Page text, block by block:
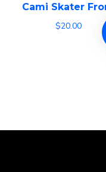
Cami Skater
$20.00